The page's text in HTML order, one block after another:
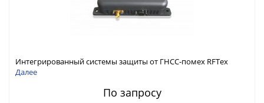
Интегрированный системы защиты от ГНСС-помех RFТех
ИСПП 8400
Далее
По запросу